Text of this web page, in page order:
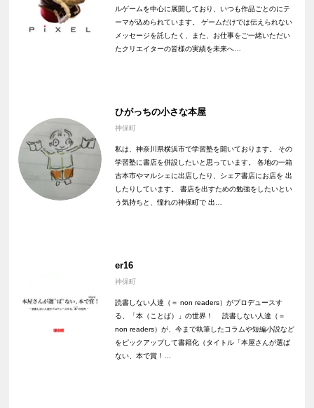
ルゲームを中心に展開しており、いつも作品ごとのにテ
ーマが込められています。 ゲームだけでは伝えられない
メッセージを託したく、また、お仕事をご一緒いただい
たクリエイターの皆様の実績を未来へ…
ひがっちの小さな本屋
神保町
私は、神奈川県横浜市で学習塾を開いております。 その
学習塾に書店を併設したいと思っています。 各地の一箱
古本市やマルシェに出店したり、シェア書店にお店を 出
したりしています。 書店を出すための勉強をしたいとい
う気持ちと、憧れの神保町で 出…
er16
神保町
読書しない人達（＝ non readers）がプロデュースす
る、「本（ことば）」の世界！ 読書しない人達（＝
non readers）が、今まで執筆したコラムや短編小説など
をピックアップして書籍化（タイトル「本屋さんが選ば
ない、本で賞！…